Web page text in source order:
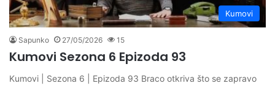
Kumovi
Sapunko 27/05/2026 15
Kumovi Sezona 6 Epizoda 93
Kumovi | Sezona 6 | Epizoda 93 Braco otkriva što se zapravo